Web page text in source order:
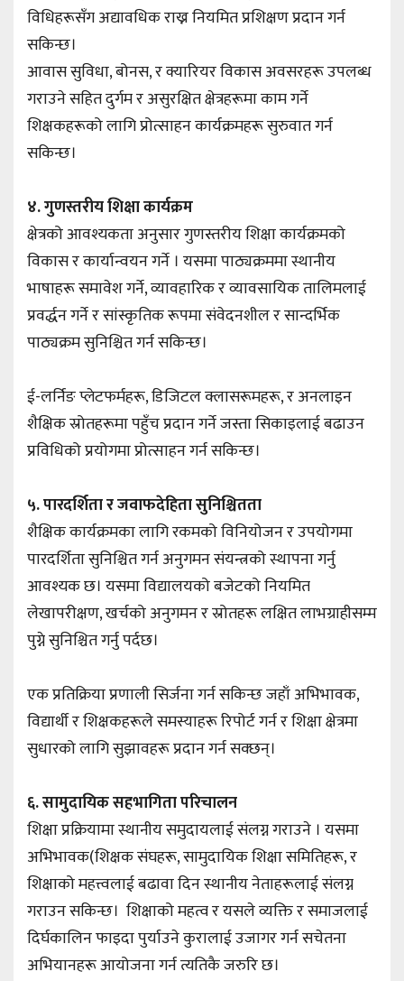
विधिहरूसँग अद्यावधिक राख्न नियमित प्रशिक्षण प्रदान गर्न
सकिन्छ।
आवास सुविधा, बोनस, र क्यारियर विकास अवसरहरू उपलब्ध
गराउने सहित दुर्गम र असुरक्षित क्षेत्रहरूमा काम गर्ने
शिक्षकहरूको लागि प्रोत्साहन कार्यक्रमहरू सुरुवात गर्न
सकिन्छ।
४. गुणस्तरीय शिक्षा कार्यक्रम
क्षेत्रको आवश्यकता अनुसार गुणस्तरीय शिक्षा कार्यक्रमको
विकास र कार्यान्वयन गर्ने । यसमा पाठ्यक्रममा स्थानीय
भाषाहरू समावेश गर्ने, व्यावहारिक र व्यावसायिक तालिमलाई
प्रवर्द्धन गर्ने र सांस्कृतिक रूपमा संवेदनशील र सान्दर्भिक
पाठ्यक्रम सुनिश्चित गर्न सकिन्छ।
ई-लर्निङ प्लेटफर्महरू, डिजिटल क्लासरूमहरू, र अनलाइन
शैक्षिक स्रोतहरूमा पहुँच प्रदान गर्ने जस्ता सिकाइलाई बढाउन
प्रविधिको प्रयोगमा प्रोत्साहन गर्न सकिन्छ।
५. पारदर्शिता र जवाफदेहिता सुनिश्चितता
शैक्षिक कार्यक्रमका लागि रकमको विनियोजन र उपयोगमा
पारदर्शिता सुनिश्चित गर्न अनुगमन संयन्त्रको स्थापना गर्नु
आवश्यक छ। यसमा विद्यालयको बजेटको नियमित
लेखापरीक्षण, खर्चको अनुगमन र स्रोतहरू लक्षित लाभग्राहीसम्म
पुग्ने सुनिश्चित गर्नु पर्दछ।
एक प्रतिक्रिया प्रणाली सिर्जना गर्न सकिन्छ जहाँ अभिभावक,
विद्यार्थी र शिक्षकहरूले समस्याहरू रिपोर्ट गर्न र शिक्षा क्षेत्रमा
सुधारको लागि सुझावहरू प्रदान गर्न सक्छन्।
६. सामुदायिक सहभागिता परिचालन
शिक्षा प्रक्रियामा स्थानीय समुदायलाई संलग्न गराउने । यसमा
अभिभावक(शिक्षक संघहरू, सामुदायिक शिक्षा समितिहरू, र
शिक्षाको महत्त्वलाई बढावा दिन स्थानीय नेताहरूलाई संलग्न
गराउन सकिन्छ। शिक्षाको महत्व र यसले व्यक्ति र समाजलाई
दिर्घकालिन फाइदा पुर्याउने कुरालाई उजागर गर्न सचेतना
अभियानहरू आयोजना गर्न त्यतिकै जरुरि छ।